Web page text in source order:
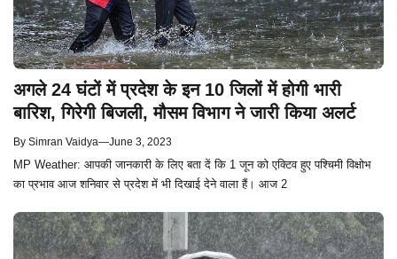
अगले 24 घंटों में प्रदेश के इन 10 जिलों में होगी भारी
बारिश, गिरेगी बिजली, मौसम विभाग ने जारी किया अलर्ट
By Simran Vaidya—June 3, 2023
MP Weather: आपकी जानकारी के लिए बता दें कि 1 जून को एक्टिव हुए पश्चिमी विक्षोभ
का प्रभाव आज शनिवार से प्रदेश में भी दिखाई देने वाला हैं। आज 2